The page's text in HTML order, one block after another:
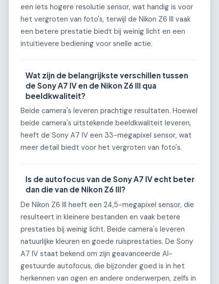
een iets hogere resolutie sensor, wat handig is voor
het vergroten van foto's, terwijl de Nikon Z6 III vaak
een betere prestatie biedt bij weinig licht en een
intuïtievere bediening voor snelle actie.
Wat zijn de belangrijkste verschillen tussen
de Sony A7 IV en de Nikon Z6 III qua
beeldkwaliteit?
Beide camera's leveren prachtige resultaten. Hoewel
beide camera's uitstekende beeldkwaliteit leveren,
heeft de Sony A7 IV een 33-megapixel sensor, wat
meer detail biedt voor het vergroten van foto's.
Is de autofocus van de Sony A7 IV echt beter
dan die van de Nikon Z6 III?
De Nikon Z6 III heeft een 24,5-megapixel sensor, die
resulteert in kleinere bestanden en vaak betere
prestaties bij weinig licht. Beide camera's leveren
natuurlijke kleuren en goede ruisprestaties. De Sony
A7 IV staat bekend om zijn geavanceerde AI-
gestuurde autofocus, die bijzonder goed is in het
herkennen van ogen en andere onderwerpen, zelfs in